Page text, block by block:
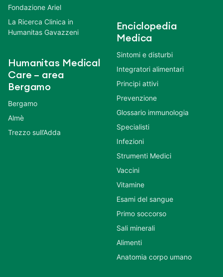
Fondazione Ariel
La Ricerca Clinica in
Humanitas Gavazzeni
Humanitas Medical
Care – area
Bergamo
Bergamo
Almè
Trezzo sull’Adda
Enciclopedia
Medica
Sintomi e disturbi
Integratori alimentari
Principi attivi
Prevenzione
Glossario immunologia
Specialisti
Infezioni
Strumenti Medici
Vaccini
Vitamine
Esami del sangue
Primo soccorso
Sali minerali
Alimenti
Anatomia corpo umano